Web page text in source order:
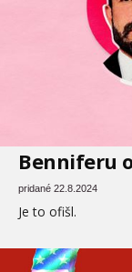
Benniferu
pridané 22.8.2024
Je to ofišl.